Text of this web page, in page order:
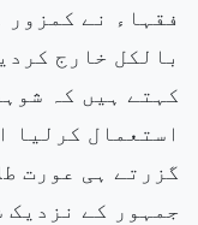
فقہاء نے
بالکل خارج
کہتے ہیں کہ
گزرتے ہی عورت
جمہور کے نزدیک